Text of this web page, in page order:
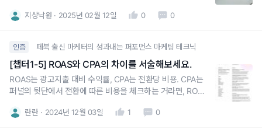
인 수익성을 평가합니다.CPA는 전환당 비용에 중점을 두어,
지상낙원 2025년 02월 12일 0 0
인증 페북 출신 마케터의 성과내는 퍼포먼스 마케팅 테크닉
[챕터1-5] ROAS와 CPA의 차이를 서술해보세요.
ROAS는 광고지출 대비 수익률, CPA는 전환당 비용. CPA는
퍼널의 뒷단에서 전환에 따른 비용을 체크하는 거라면, ROAS
는 낮을수록 좋지만 ROAS는 높을수록 좋다.
란란 2024년 12월 03일 1 0